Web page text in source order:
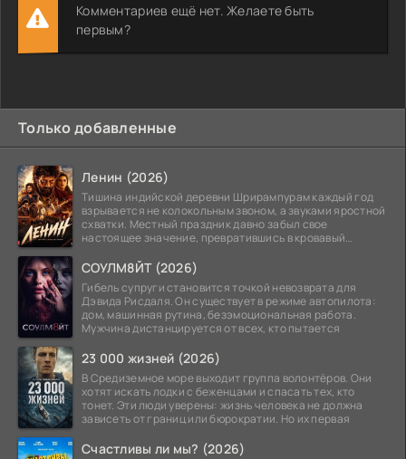
Комментариев ещё нет. Желаете быть
первым?
Только добавленные
Ленин (2026)
Тишина индийской деревни Шрирампурам каждый год
взрывается не колокольным звоном, а звуками яростной
схватки. Местный праздник давно забыл свое
настоящее значение, превратившись в кровавый
СОУЛМ8ЙТ (2026)
Гибель супруги становится точкой невозврата для
Дэвида Рисдаля. Он существует в режиме автопилота:
дом, машинная рутина, безэмоциональная работа.
Мужчина дистанцируется от всех, кто пытается
23 000 жизней (2026)
В Средиземное море выходит группа волонтёров. Они
хотят искать лодки с беженцами и спасать тех, кто
тонет. Эти люди уверены: жизнь человека не должна
зависеть от границ или бюрократии. Но их первая
Счастливы ли мы? (2026)